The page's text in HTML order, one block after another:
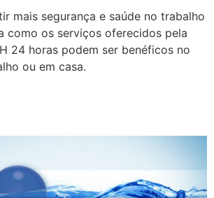
mais segurança e saúde no trabalho
como os serviços oferecidos pela
24 horas podem ser benéficos no
ou em casa.